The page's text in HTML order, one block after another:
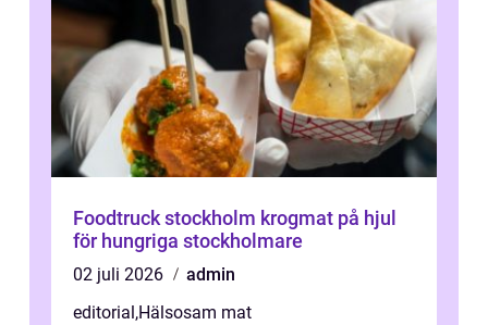
Foodtruck stockholm krogmat på hjul
för hungriga stockholmare
02 juli 2026
admin
editorial,Hälsosam mat